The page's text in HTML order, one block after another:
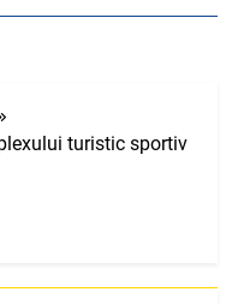
turistic sportiv